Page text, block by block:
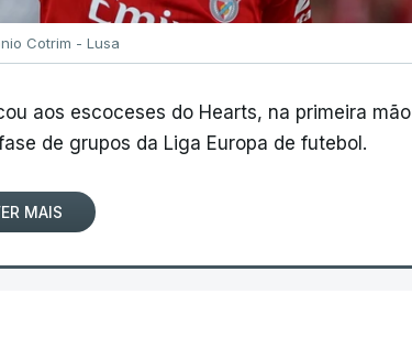
Cotrim - Lusa
aos escoceses do Hearts, na primeira mão
de grupos da Liga Europa de futebol.
MAIS